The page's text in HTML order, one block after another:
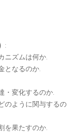
:
ニズムは何か.
となるのか.
・変化するのか.
のように関与するの
を果たすのか.